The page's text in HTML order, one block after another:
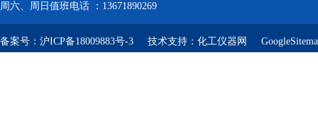
周六、周日值班电话 ：13671890269
备案号： 沪ICP备18009883号-3 技术支持： 化工仪器网